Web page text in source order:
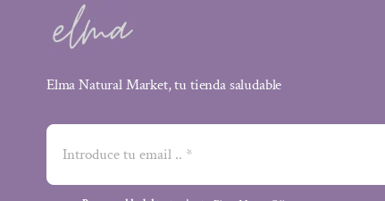
Elma Natural Market, tu tienda saludable